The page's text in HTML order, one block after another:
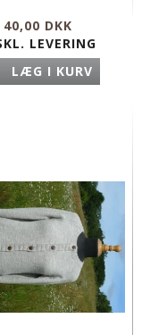
40,00 DKK
LEVERING
LÆG I KURV